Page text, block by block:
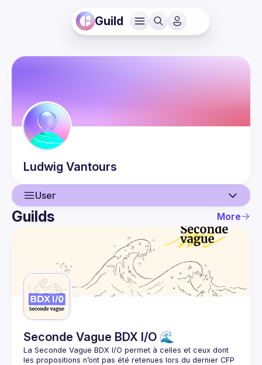
Guild
Ludwig Vantours
User
User
Guilds
Guilds More
Seconde Vague BDX I/O 🌊
La Seconde Vague BDX I/O permet à celles et ceux dont
les propositions n’ont pas été retenues lors du dernier CFP